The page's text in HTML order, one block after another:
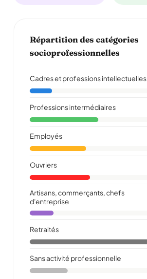
Répartition des catégories
socioprofessionnelles
Cadres et professions intellectuelles
Professions intermédiaires
Employés
Ouvriers
Artisans, commerçants, chefs
d'entreprise
Retraités
Sans activité professionnelle